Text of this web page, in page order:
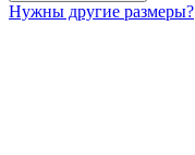
Нужны другие размеры?